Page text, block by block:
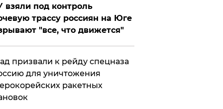
взяли под контроль
трассу россиян на Юге
"все, что движется"
призвали к рейду спецназа
для уничтожения
ракетных